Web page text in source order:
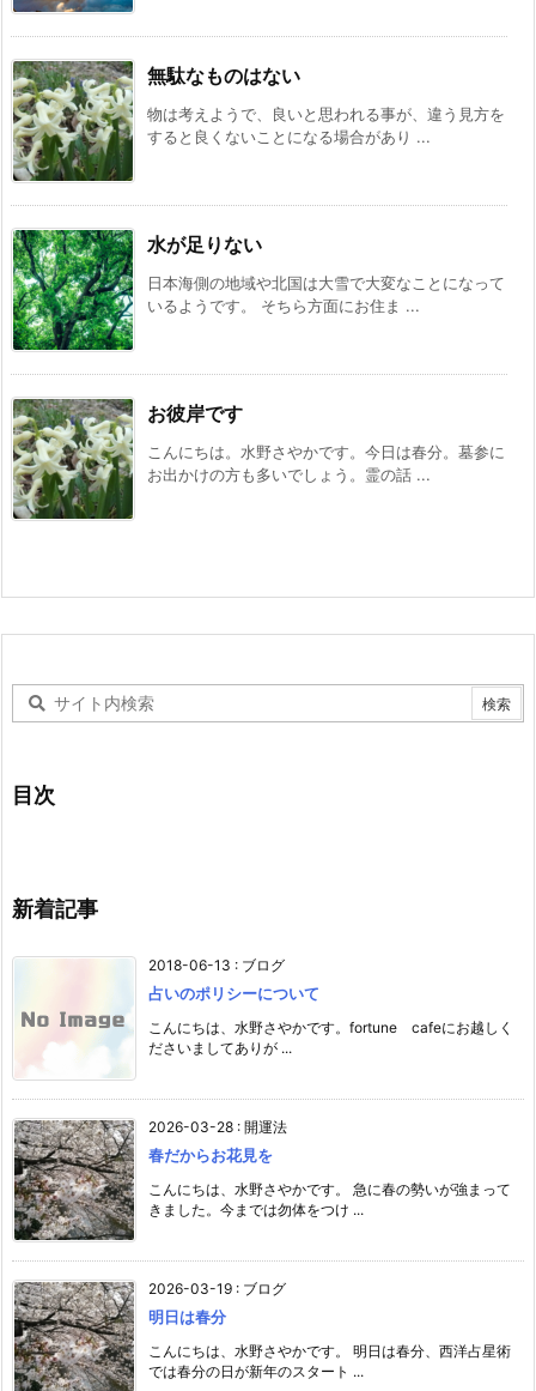
無駄なものはない
物は考えようで、良いと思われる事が、違う見方を
すると良くないことになる場合があり ...
水が足りない
日本海側の地域や北国は大雪で大変なことになって
いるようです。 そちら方面にお住ま ...
お彼岸です
こんにちは。水野さやかです。今日は春分。墓参に
お出かけの方も多いでしょう。霊の話 ...
目次
新着記事
2018-06-13 : ブログ
占いのポリシーについて
こんにちは、水野さやかです。fortune cafeにお越しく
ださいましてありが ...
2026-03-28 : 開運法
春だからお花見を
こんにちは、水野さやかです。 急に春の勢いが強まって
きました。今までは勿体をつけ ...
2026-03-19 : ブログ
明日は春分
こんにちは、水野さやかです。 明日は春分、西洋占星術
では春分の日が新年のスタート ...